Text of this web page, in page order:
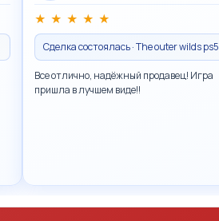
★ ★ ★ ★ ★
Сделка состоялась · The outer wilds ps5
Все отлично, надёжный продавец! Игра
пришла в лучшем виде!!